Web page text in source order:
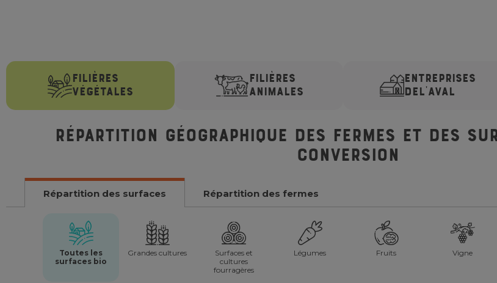
FILIÈRES
VÉGÉTALES
FILIÈRES
ANIMALES
ENTREPRISES
DEL'AVAL
Répartition géographique des fermes et des
conversion
Répartition des surfaces Répartition des fermes
Toutes les
surfaces bio
Grandes cultures
Surfaces et
cultures
fourragères
Légumes Fruits Vigne